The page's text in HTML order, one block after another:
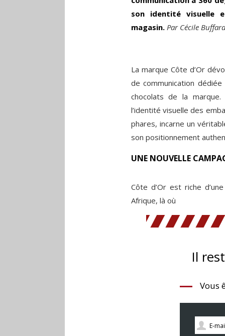
son identité visuelle
magasin. Par Cécile
La marque Côte d’Or
de communication
chocolats de la
l’identité visuelle des
phares, incarne un
son positionnement
UNE NOUVELLE
Côte d’Or est riche
Afrique, là où
Il
Vous